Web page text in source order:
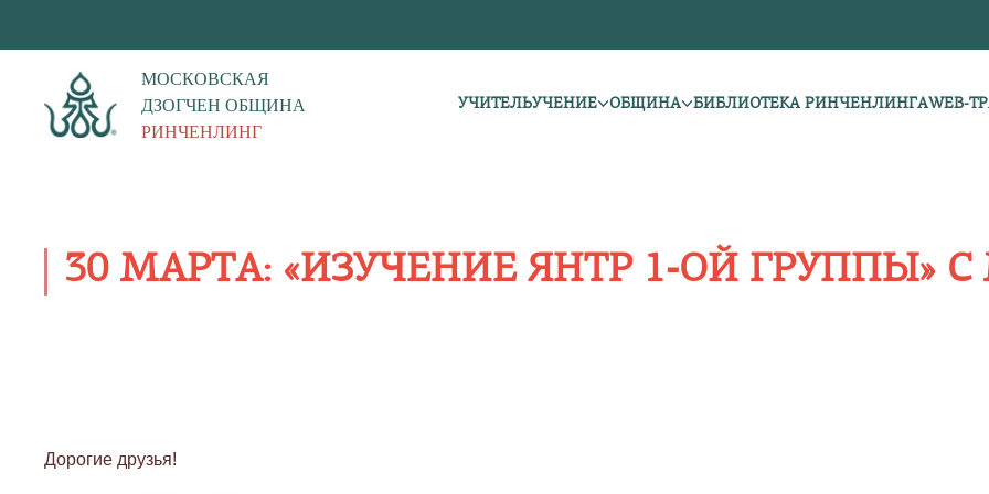
МОСКОВСКАЯ
ДЗОГЧЕН ОБЩИНА
РИНЧЕНЛИНГ
УЧИТЕЛЬУЧЕНИЕ ОБЩИНА БИБЛИОТЕКА РИНЧЕНЛИНГАWEB-
30 МАРТА: «ИЗУЧЕНИЕ ЯНТР 1-ОЙ ГРУППЫ»
Дорогие друзья!